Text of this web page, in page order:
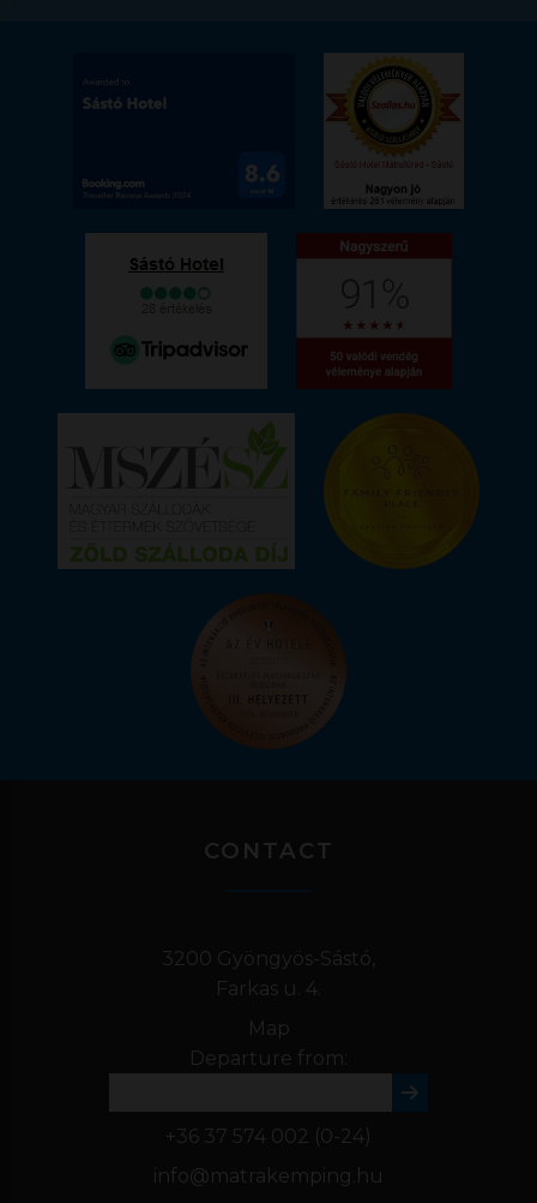
CONTACT
3200 Gyöngyös-Sástó,
Farkas u. 4.
Map
Departure from:
+36 37 574 002 (0-24)
info@matrakemping.hu